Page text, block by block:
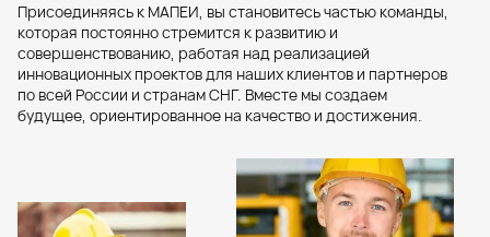
Присоединяясь к МАПЕИ, вы становитесь частью команды,
которая постоянно стремится к развитию и
совершенствованию, работая над реализацией
инновационных проектов для наших клиентов и партнеров
по всей России и странам СНГ. Вместе мы создаем
будущее, ориентированное на качество и достижения.